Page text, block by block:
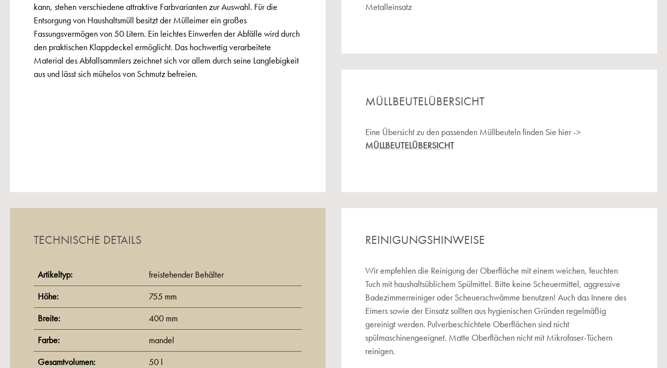
kann, stehen verschiedene attraktive Farbvarianten zur Auswahl. Für die
Entsorgung von Haushaltsmüll besitzt der Mülleimer ein großes
Fassungsvermögen von 50 Litern. Ein leichtes Einwerfen der Abfälle wird durch
den praktischen Klappdeckel ermöglicht. Das hochwertig verarbeitete
Material des Abfallsammlers zeichnet sich vor allem durch seine Langlebigkeit
aus und lässt sich mühelos von Schmutz befreien.
TECHNISCHE DETAILS
Artikeltyp: freistehender Behälter
Höhe: 755 mm
Breite: 400 mm
Farbe: mandel
Gesamtvolumen: 50 l
Metalleinsatz
MÜLLBEUTELÜBERSICHT
Eine Übersicht zu den passenden Müllbeuteln finden Sie hier ->
MÜLLBEUTELÜBERSICHT
REINIGUNGSHINWEISE
Wir empfehlen die Reinigung der Oberfläche mit einem weichen, feuchten
Tuch mit haushaltsüblichem Spülmittel. Bitte keine Scheuermittel, aggressive
Badezimmerreiniger oder Scheuerschwämme benutzen! Auch das Innere des
Eimers sowie der Einsatz sollten aus hygienischen Gründen regelmäßig
gereinigt werden. Pulverbeschichtete Oberflächen sind nicht
spülmaschinengeeignet. Matte Oberflächen nicht mit Mikrofaser-Tüchern
reinigen.